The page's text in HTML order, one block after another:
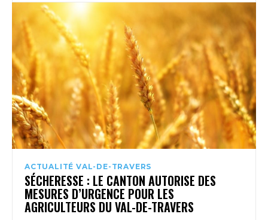
ACTUALITÉ VAL-DE-TRAVERS
SÉCHERESSE : LE CANTON AUTORISE DES
MESURES D’URGENCE POUR LES
AGRICULTEURS DU VAL-DE-TRAVERS